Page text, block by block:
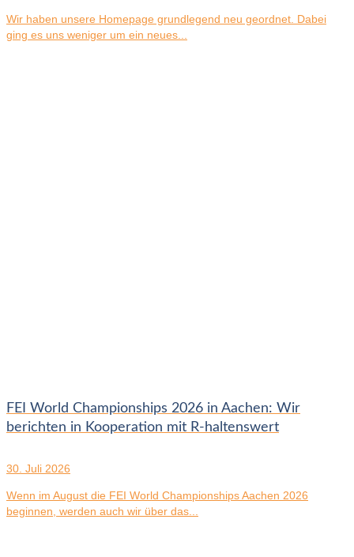
Wir haben unsere Homepage grundlegend neu geordnet. Dabei
ging es uns weniger um ein neues...
FEI World Championships 2026 in Aachen: Wir
berichten in Kooperation mit R-haltenswert
30. Juli 2026
Wenn im August die FEI World Championships Aachen 2026
beginnen, werden auch wir über das...